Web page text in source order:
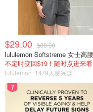
$29.00 $88.00
不定时变回$19！随时点进来看
lululemon 1479人感兴趣
7